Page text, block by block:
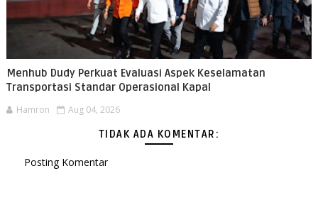
Menhub Dudy Perkuat Evaluasi Aspek Keselamatan
Transportasi Standar Operasional Kapal
Hamron Aug 04, 2026
TIDAK ADA KOMENTAR:
Posting Komentar